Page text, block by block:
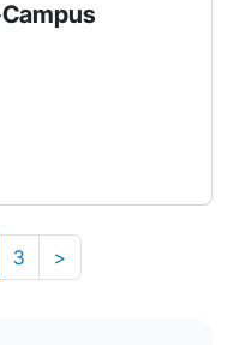
3 >